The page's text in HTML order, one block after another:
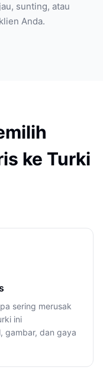
sunting, atau
Anda.
ke Turki
sering merusak
ini
gambar, dan gaya